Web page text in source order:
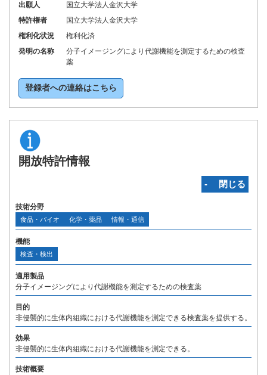
出願人
国立大学法人金沢大学
特許権者
国立大学法人金沢大学
権利化状況
権利化済
発明の名称
分子イメージングにより代謝機能を測定するための検査
薬
登録者への連絡はこちら
開放特許情報
‐ 閉じる
技術分野
食品・バイオ 化学・薬品 情報・通信
機能
検査・検出
適用製品
分子イメージングにより代謝機能を測定するための検査薬
目的
非侵襲的に生体内組織における代謝機能を測定できる検査薬を提供する。
効果
非侵襲的に生体内組織における代謝機能を測定できる。
技術概要